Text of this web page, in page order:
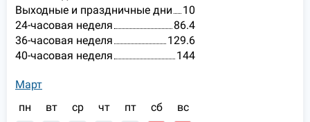
Выходные и праздничные дни
10
24-часовая неделя
86.4
36-часовая неделя
129.6
40-часовая неделя
144
Март
пн
вт ср чт пт сб
вс